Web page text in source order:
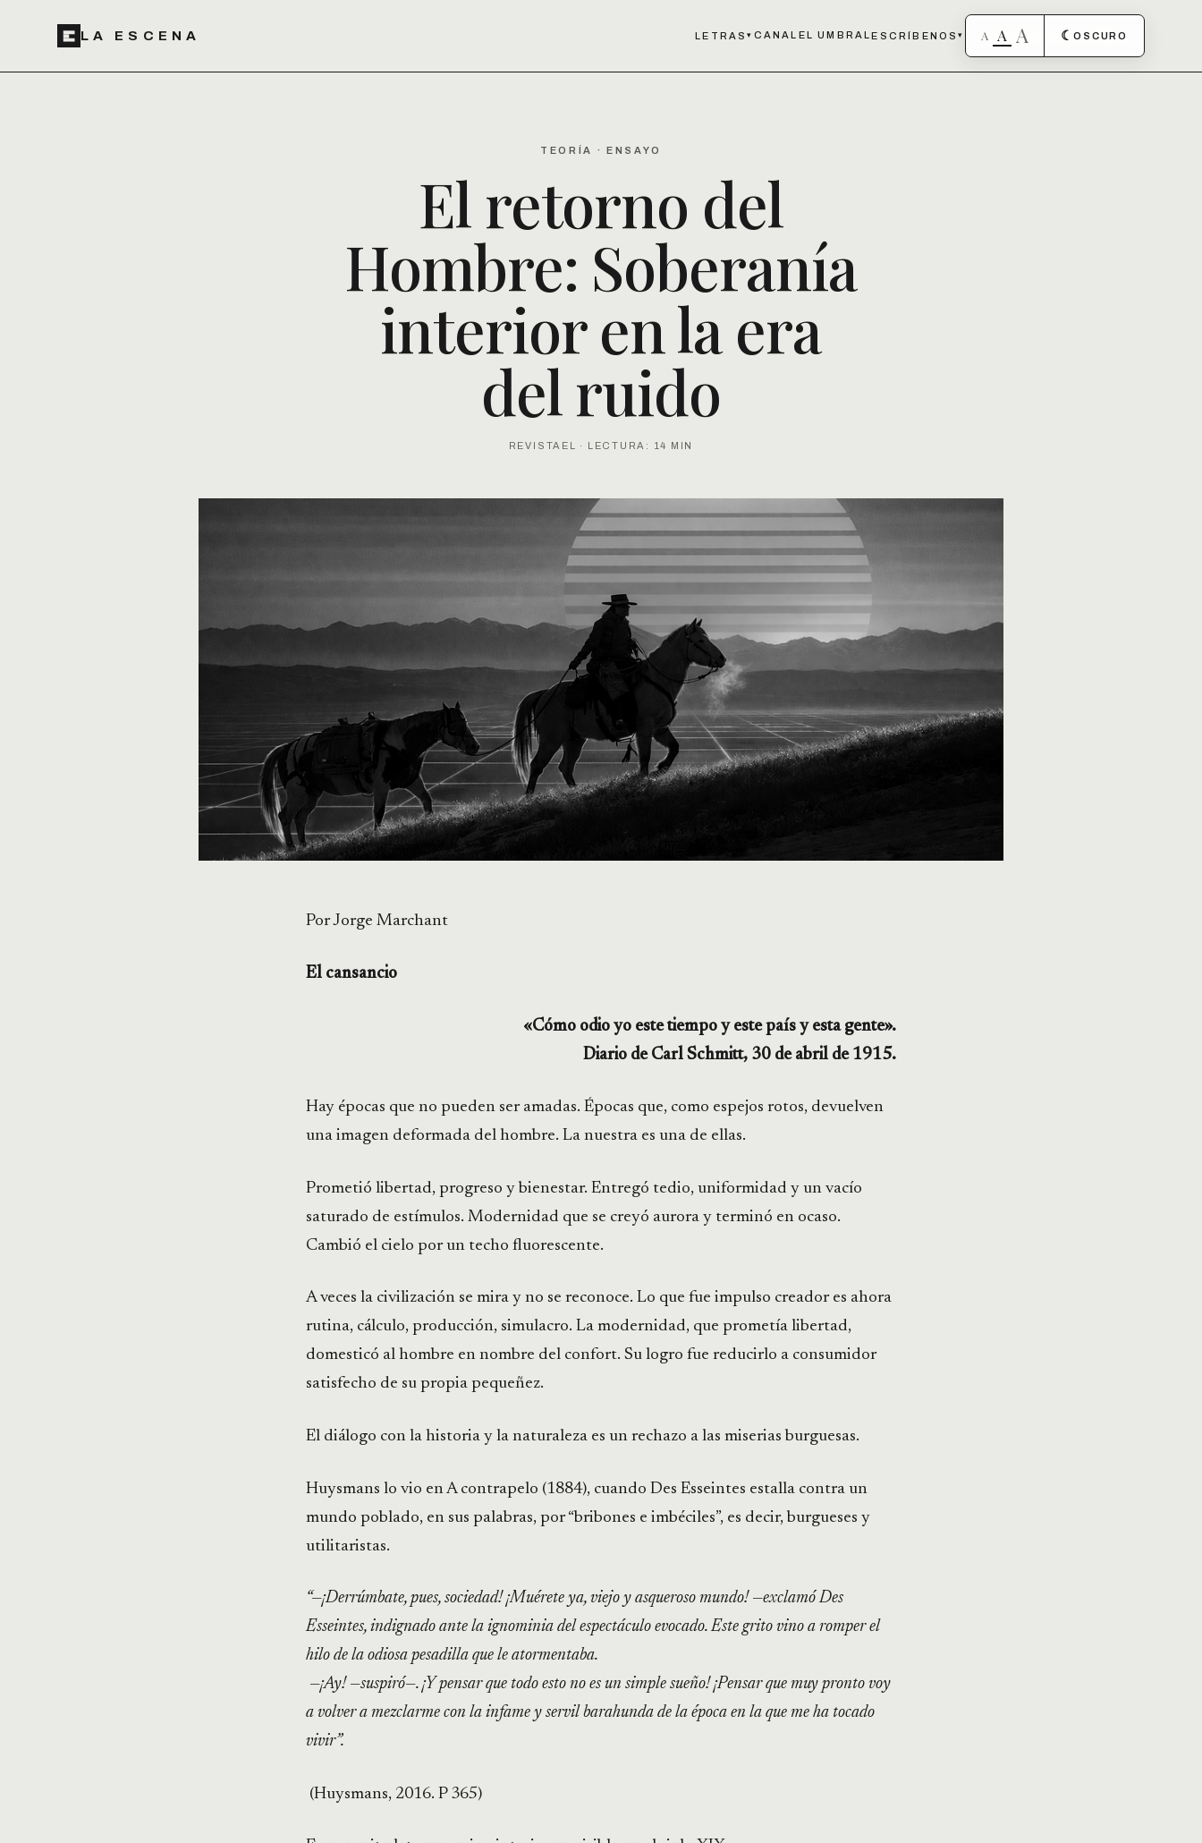
LA ESCENA LETRAS▾ CANAL EL UMBRALESCRÍBENOS▾ A A A ☾OSCURO
TEORÍA · ENSAYO
El retorno del
Hombre: Soberanía
interior en la era
del ruido
REVISTAEL · LECTURA: 14 MIN
Por Jorge Marchant
El cansancio
«Cómo odio yo este tiempo y este país y esta gente».
Diario de Carl Schmitt, 30 de abril de 1915.
Hay épocas que no pueden ser amadas. Épocas que, como espejos rotos, devuelven
una imagen deformada del hombre. La nuestra es una de ellas.
Prometió libertad, progreso y bienestar. Entregó tedio, uniformidad y un vacío
saturado de estímulos. Modernidad que se creyó aurora y terminó en ocaso.
Cambió el cielo por un techo fluorescente.
A veces la civilización se mira y no se reconoce. Lo que fue impulso creador es ahora
rutina, cálculo, producción, simulacro. La modernidad, que prometía libertad,
domesticó al hombre en nombre del confort. Su logro fue reducirlo a consumidor
satisfecho de su propia pequeñez.
El diálogo con la historia y la naturaleza es un rechazo a las miserias burguesas.
Huysmans lo vio en A contrapelo (1884), cuando Des Esseintes estalla contra un
mundo poblado, en sus palabras, por “bribones e imbéciles”, es decir, burgueses y
utilitaristas.
“—¡Derrúmbate, pues, sociedad! ¡Muérete ya, viejo y asqueroso mundo! —exclamó Des
Esseintes, indignado ante la ignominia del espectáculo evocado. Este grito vino a romper el
hilo de la odiosa pesadilla que le atormentaba.
—¡Ay! —suspiró—. ¡Y pensar que todo esto no es un simple sueño! ¡Pensar que muy pronto voy
a volver a mezclarme con la infame y servil barahunda de la época en la que me ha tocado
vivir”.
(Huysmans, 2016. P 365)